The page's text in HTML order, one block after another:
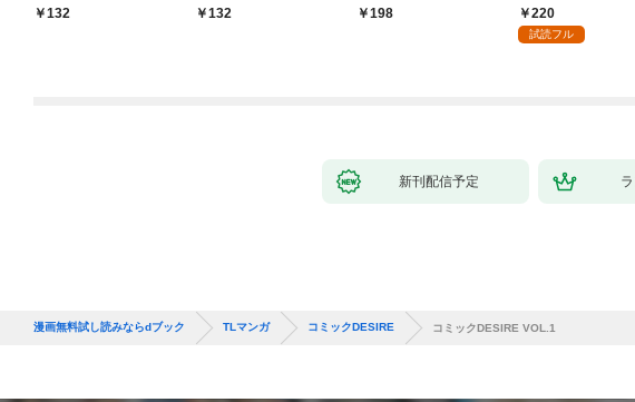
ー） 1
132
132
年越しの激愛１
198
220
試読フル
新刊配信予定
漫画無料試し読みならdブック TLマンガ コミックDESIRE コミックDESIRE VOL.1